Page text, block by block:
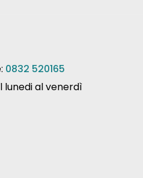
0832 520165
lunedi al venerdì